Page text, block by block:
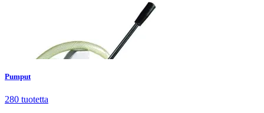
280 tuotetta
Pumput
280 tuotetta